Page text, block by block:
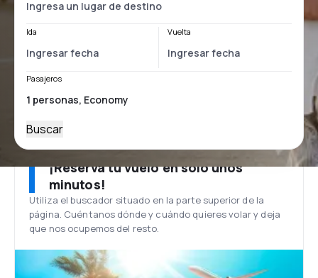
Ida Vuelta
Pasajeros
Buscar
¡Reserva tu vuelo en solo unos
minutos!
Utiliza el buscador situado en la parte superior de la
página. Cuéntanos dónde y cuándo quieres volar y deja
que nos ocupemos del resto.